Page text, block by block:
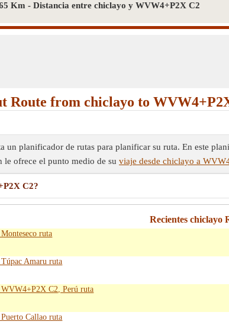
Km - Distancia entre chiclayo y WVW4+P2X C2
Route from chiclayo to
un planificador de rutas para planificar su ruta. En este
le ofrece el punto medio de su viaje desde chiclayo a
C2?
Recientes chiclayo
ruta
Amaru ruta
C2, Perú ruta
Callao ruta